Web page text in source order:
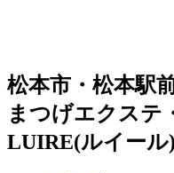
松本市・松本駅前
まつげエクステ
LUIRE(ルイール)